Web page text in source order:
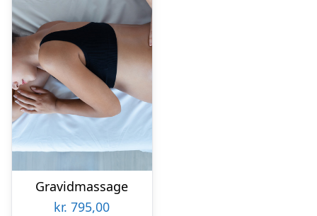
Gravidmassage
kr. 795,00